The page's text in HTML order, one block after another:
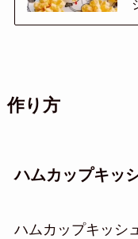
作り方
ハムカップキッ
ハムカップキッシ